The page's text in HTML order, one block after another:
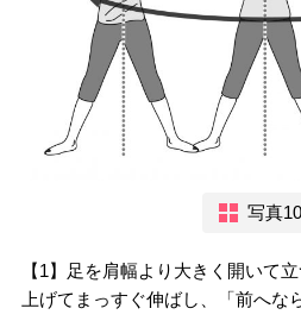
写真
【1】足を肩幅より大きく開いて
上げてまっすぐ伸ばし、「前へな